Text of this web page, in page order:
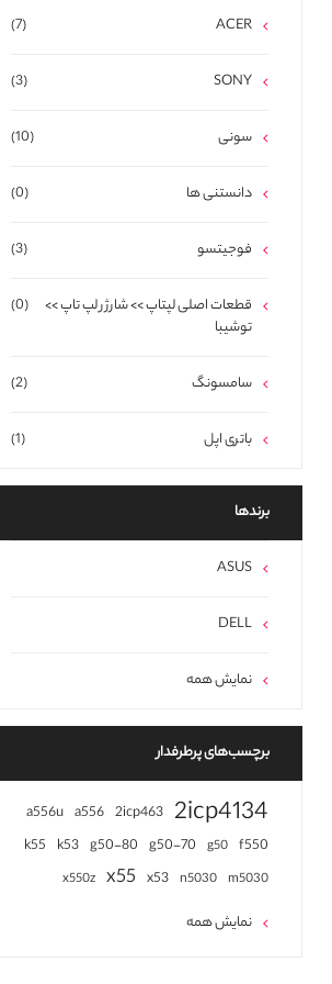
(7) ACER
(3) SONY
(10) سونی
(0) دانستنی ها
(3) فوجیتسو
(0)
قطعات اصلی لپتاپ >> شارژر لپ تاپ >>
توشیبا
(2) سامسونگ
(1) باتری اپل
برند‌ها
ASUS
DELL
نمایش همه
برچسب‌های پرطرفدار
2icp4134
2icp463
a556
a556u
f550
g50
g50-70
g50-80
k53
k55
m5030
n5030
x53
x55
x550z
نمایش همه